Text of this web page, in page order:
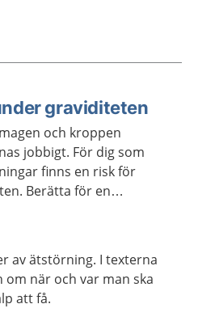
graviditeten
och kroppen
jobbigt. För dig som
finns en risk för
Berätta för en
av ätstörning. I texterna
när och var man ska
att få.